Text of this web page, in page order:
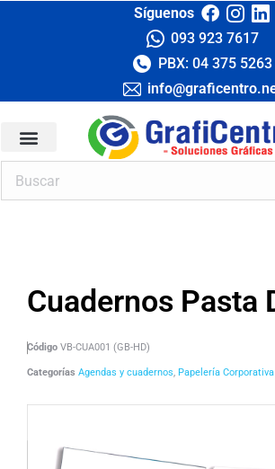
Síguenos
093 923 7617
PBX: 04 375 5263
Cuadernos Pasta
Código VB-CUA001 (GB-HD)
Categorías Agendas y cuadernos, Papelería Corporativa